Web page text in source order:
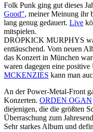
Folk Punk ging gut dieses
Good", meiner Meinung ihr
lang genug gedauert. Live
mitspielen.
DROPKICK MURPHYS
enttäuschend. Vom neuen
das Konzert in München
waren dagegen eine positive
MCKENZIES kann man
An der Power-Metal-Front
Konzerten. ORDEN OGAN
diejenigen, die die größten
Überraschung zum
Sehr starkes Album und